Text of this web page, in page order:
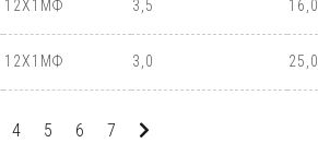
12Х1МФ 3,5 16,0
12Х1МФ 3,0 25,0
4 5 6 7